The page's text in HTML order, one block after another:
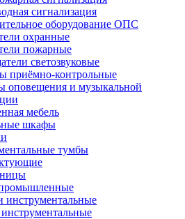
сигнализация
оборудование ОПС
охранные
пожарные
светозвуковые
приёмно-контрольные
оповещения и музыкальной
мебель
шкафы
тумбы
инструментальные